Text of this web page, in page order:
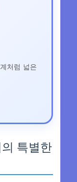
처럼 넓은
특별한